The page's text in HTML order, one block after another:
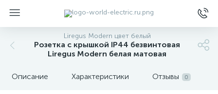
Liregus Modern цвет белый
Розетка с крышкой IP44 безвинтовая
Liregus Modern белая матовая
Описание Характеристики Отзывы 0